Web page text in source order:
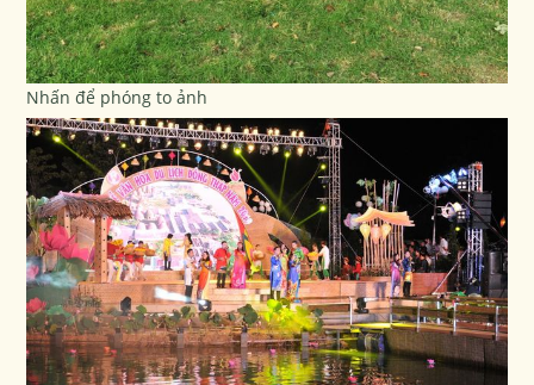
Nhấn để phóng to ảnh